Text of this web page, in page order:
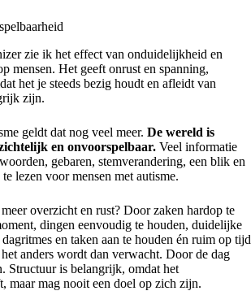
zie ik het effect van onduidelijkheid en
mensen. Het geeft onrust en spanning,
het je steeds bezig houdt en afleidt van
zijn.
geldt dat nog veel meer. De wereld is
en onvoorspelbaar. Veel informatie
gebaren, stemverandering, een blik en
lezen voor mensen met autisme.
overzicht en rust? Door zaken hardop te
dingen eenvoudig te houden, duidelijke
en taken aan te houden én ruim op tijd
anders wordt dan verwacht. Door de dag
Structuur is belangrijk, omdat het
maar mag nooit een doel op zich zijn.